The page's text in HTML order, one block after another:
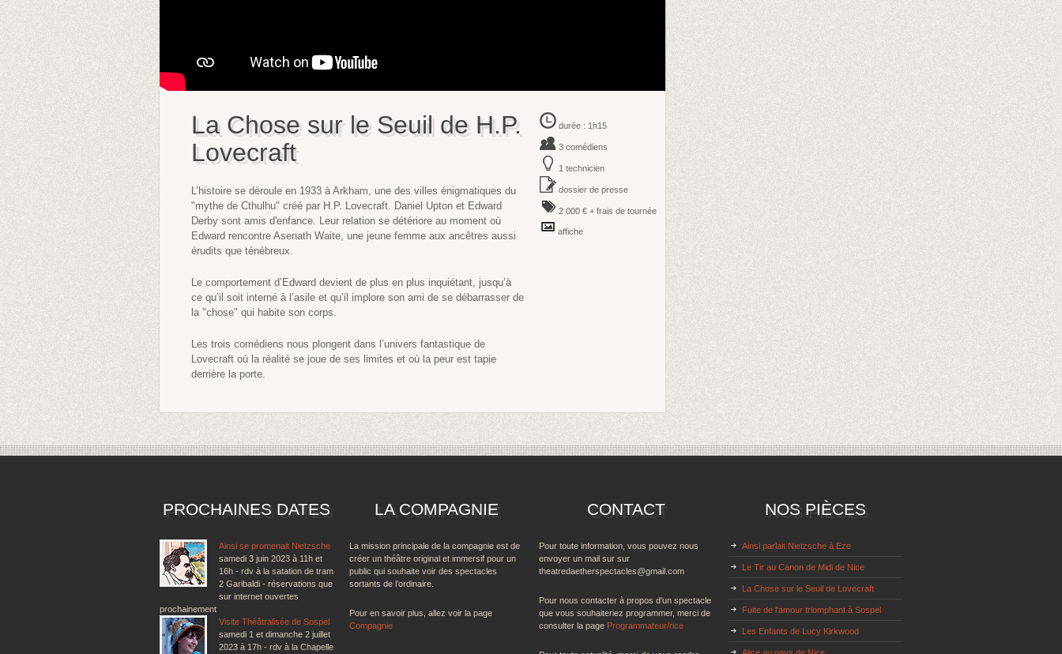
La Chose sur le Seuil de H.P.
Lovecraft
L’histoire se déroule en 1933 à Arkham, une des villes énigmatiques du
"mythe de Cthulhu" créé par H.P. Lovecraft. Daniel Upton et Edward
Derby sont amis d'enfance. Leur relation se détériore au moment où
Edward rencontre Asenath Waite, une jeune femme aux ancêtres aussi
érudits que ténébreux.
Le comportement d’Edward devient de plus en plus inquiétant, jusqu’à
ce qu’il soit interné à l’asile et qu’il implore son ami de se débarrasser de
la "chose" qui habite son corps.
Les trois comédiens nous plongent dans l’univers fantastique de
Lovecraft où la réalité se joue de ses limites et où la peur est tapie
derrière la porte.
durée : 1h15
3 comédiens
1 technicien
dossier de presse
2 000 € + frais de tournée
affiche
PROCHAINES DATES
Ainsi se promenait Nietzsche
samedi 3 juin 2023 à 11h et
16h - rdv à la satation de tram
2 Garibaldi - réservations que
sur internet ouvertes
prochainement
Visite Théâtralisée de Sospel
samedi 1 et dimanche 2 juillet
2023 à 17h - rdv à la Chapelle
LA COMPAGNIE
La mission principale de la compagnie est de
créer un théâtre original et immersif pour un
public qui souhaite voir des spectacles
sortants de l’ordinaire.
Pour en savoir plus, allez voir la page
Compagnie
CONTACT
Pour toute information, vous pouvez nous
envoyer un mail sur sur
theatredaetherspectacles@gmail.com
Pour nous contacter à propos d'un spectacle
que vous souhaiteriez programmer, merci de
consulter la page Programmateur/rice
NOS PIÈCES
Ainsi parlait Nietzsche à Eze
Le Tir au Canon de Midi de Nice
La Chose sur le Seuil de Lovecraft
Fuite de l'amour triomphant à Sospel
Les Enfants de Lucy Kirkwood